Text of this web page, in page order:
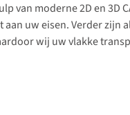
van moderne 2D en 3D
uw eisen. Verder zijn
wij uw vlakke